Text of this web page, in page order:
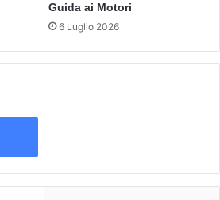
Guida ai Motori
6 Luglio 2026